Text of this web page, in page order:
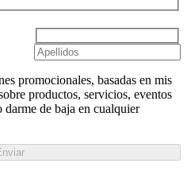
promocionales, basadas en mis
productos, servicios, eventos
de baja en cualquier